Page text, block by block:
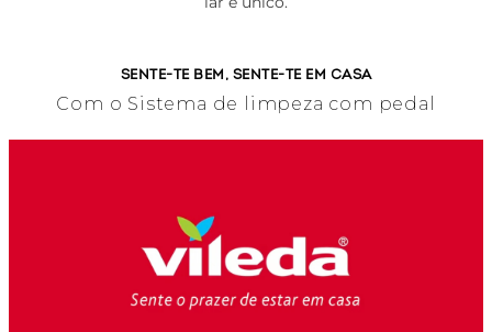
SENTE-TE BEM, SENTE-TE EM CASA
Com o Sistema de limpeza com pedal